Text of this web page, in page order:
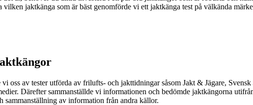
jaktkänga som är bäst genomförde vi ett jaktkänga test på välkända
oss av tester utförda av frilufts- och jakttidningar såsom Jakt & Jägare,
Därefter sammanställde vi informationen och bedömde jaktkängorna
sammanställning av information från andra källor.